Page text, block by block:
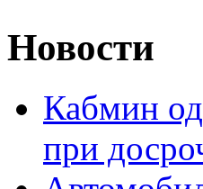
Новости
Кабмин
при